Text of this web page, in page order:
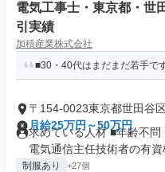
電気工事士・東京都・世
引実績
加積産業株式会社
■30・40代はまだまだ若手で
〒154-0023東京都世田谷
月給25万円～50万円
求めている人材 ■年齢不問
電気通信主任技術者の有資
制服あり +27個